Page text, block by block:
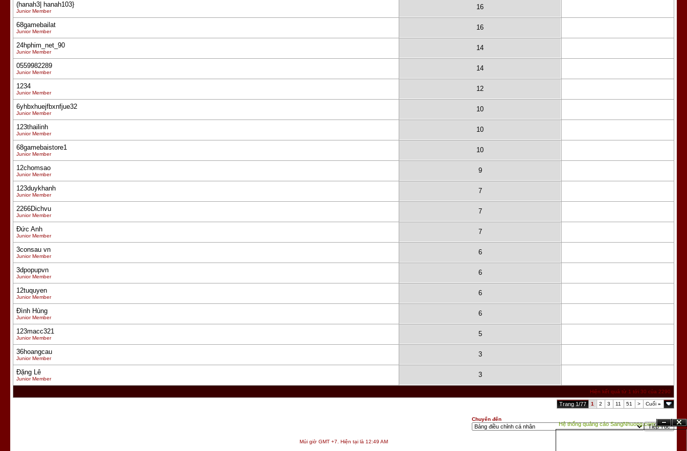
(hanah3| hanah103}
Junior Member
16
68gamebailat
Junior Member
16
24hphim_net_90
Junior Member
14
0559982289
Junior Member
14
1234
Junior Member
12
6yhbxhuejfbxnfjue32
Junior Member
10
123thailinh
Junior Member
10
68gamebaistore1
Junior Member
10
12chomsao
Junior Member
9
123duykhanh
Junior Member
7
2266Dichvu
Junior Member
7
Đức Anh
Junior Member
7
3consau vn
Junior Member
6
3dpopupvn
Junior Member
6
12tuquyen
Junior Member
6
Đình Hùng
Junior Member
6
123macc321
Junior Member
5
36hoangcau
Junior Member
3
Đặng Lê
Junior Member
3
Hiện kết quả từ 1 tới 30 của 2290
Trang 1/77 1 2 3 11 51 > Cuối »
Chuyển đến
Ẩn Đóng
Hệ thống quảng cáo SangNhuong.com;
Múi giờ GMT +7. Hiện tại là 12:49 AM